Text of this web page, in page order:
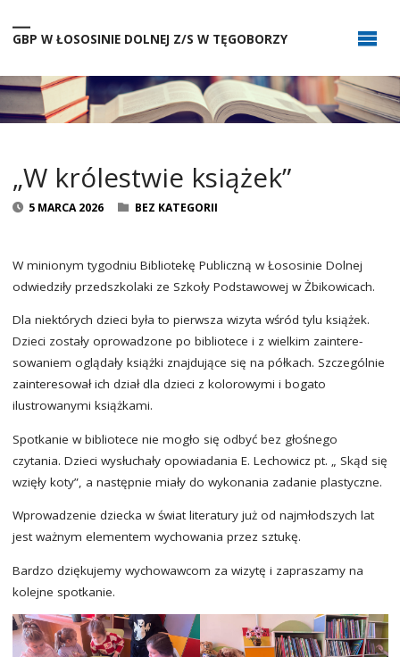
GBP W ŁOSOSINIE DOLNEJ Z/S W TĘGOBORZY
„W królestwie książek”
5 MARCA 2026 BEZ KATEGORII
W minionym tygodniu Bibliotekę Publiczną w Łososinie Dolnej
odwiedziły przedszkolaki ze Szkoły Podstawowej w Żbikowicach.
Dla niektórych dzieci była to pierwsza wizyta wśród tylu książek.
Dzieci zostały oprowadzone po bibliotece i z wielkim zain­tere­
sowa­niem­ oglądały książki znajdujące się na półkach. Szczególnie
zainteresował ich dział dla dzieci z kolorowymi i bogato
ilustrowanymi książkami.
Spotkanie w bibliotece nie mogło się odbyć bez głośnego
czytania. Dzieci wysłuchały opowiadania E. Lechowicz pt. „ Skąd się
wzięły koty”, a następnie miały do wykonania zadanie plastyczne.
Wprowadzenie dziecka w świat literatury już od najmłodszych lat
jest ważnym elementem wychowania przez sztukę.
Bardzo dziękujemy wychowawcom za wizytę i zapraszamy na
kolejne spotkanie.